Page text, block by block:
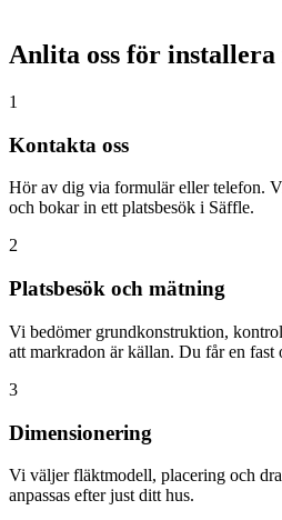
Anlita oss för installera
1
Kontakta oss
Hör av dig via formulär eller telefon.
och bokar in ett platsbesök i Säffle.
2
Platsbesök och mätning
Vi bedömer grundkonstruktion,
att markradon är källan. Du får en fast
3
Dimensionering
Vi väljer fläktmodell, placering och
anpassas efter just ditt hus.